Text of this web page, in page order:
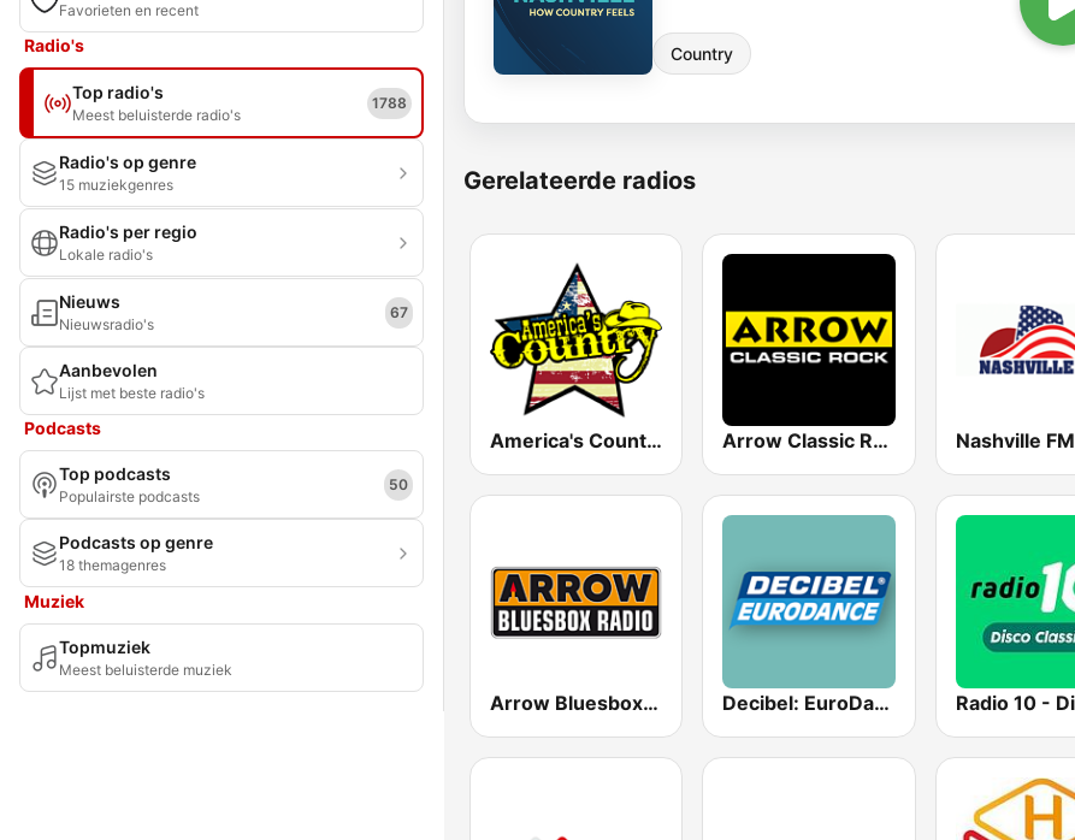
Favorieten en recent
Radio's
Top radio's
Meest beluisterde radio's
1788
Radio's op genre
15 muziekgenres
Radio's per regio
Lokale radio's
Nieuws
Nieuwsradio's
67
Aanbevolen
Lijst met beste radio's
Podcasts
Top podcasts
Populairste podcasts
50
Podcasts op genre
18 themagenres
Muziek
Topmuziek
Meest beluisterde muziek
Country
Gerelateerde radios
America's Country Arrow Classic Rock Nashville FM
Arrow Bluesbox Rock Decibel: EuroDance